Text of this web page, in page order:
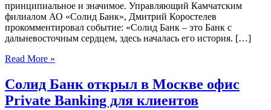
принципиальное и значимое. Управляющий Камчатским
филиалом АО «Солид Банк», Дмитрий Коростелев
прокомментировал событие: «Солид Банк – это Банк с
дальневосточным сердцем, здесь началась его история. […]
Read More »
Солид Банк открыл в Москве офис
Private Banking для клиентов